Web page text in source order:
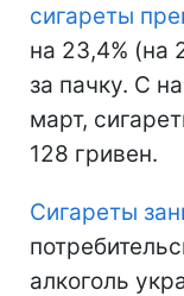
сигареты
на 23,4% (на
за пачку. С
март,
128 гривен.
Сигареты
алкоголь